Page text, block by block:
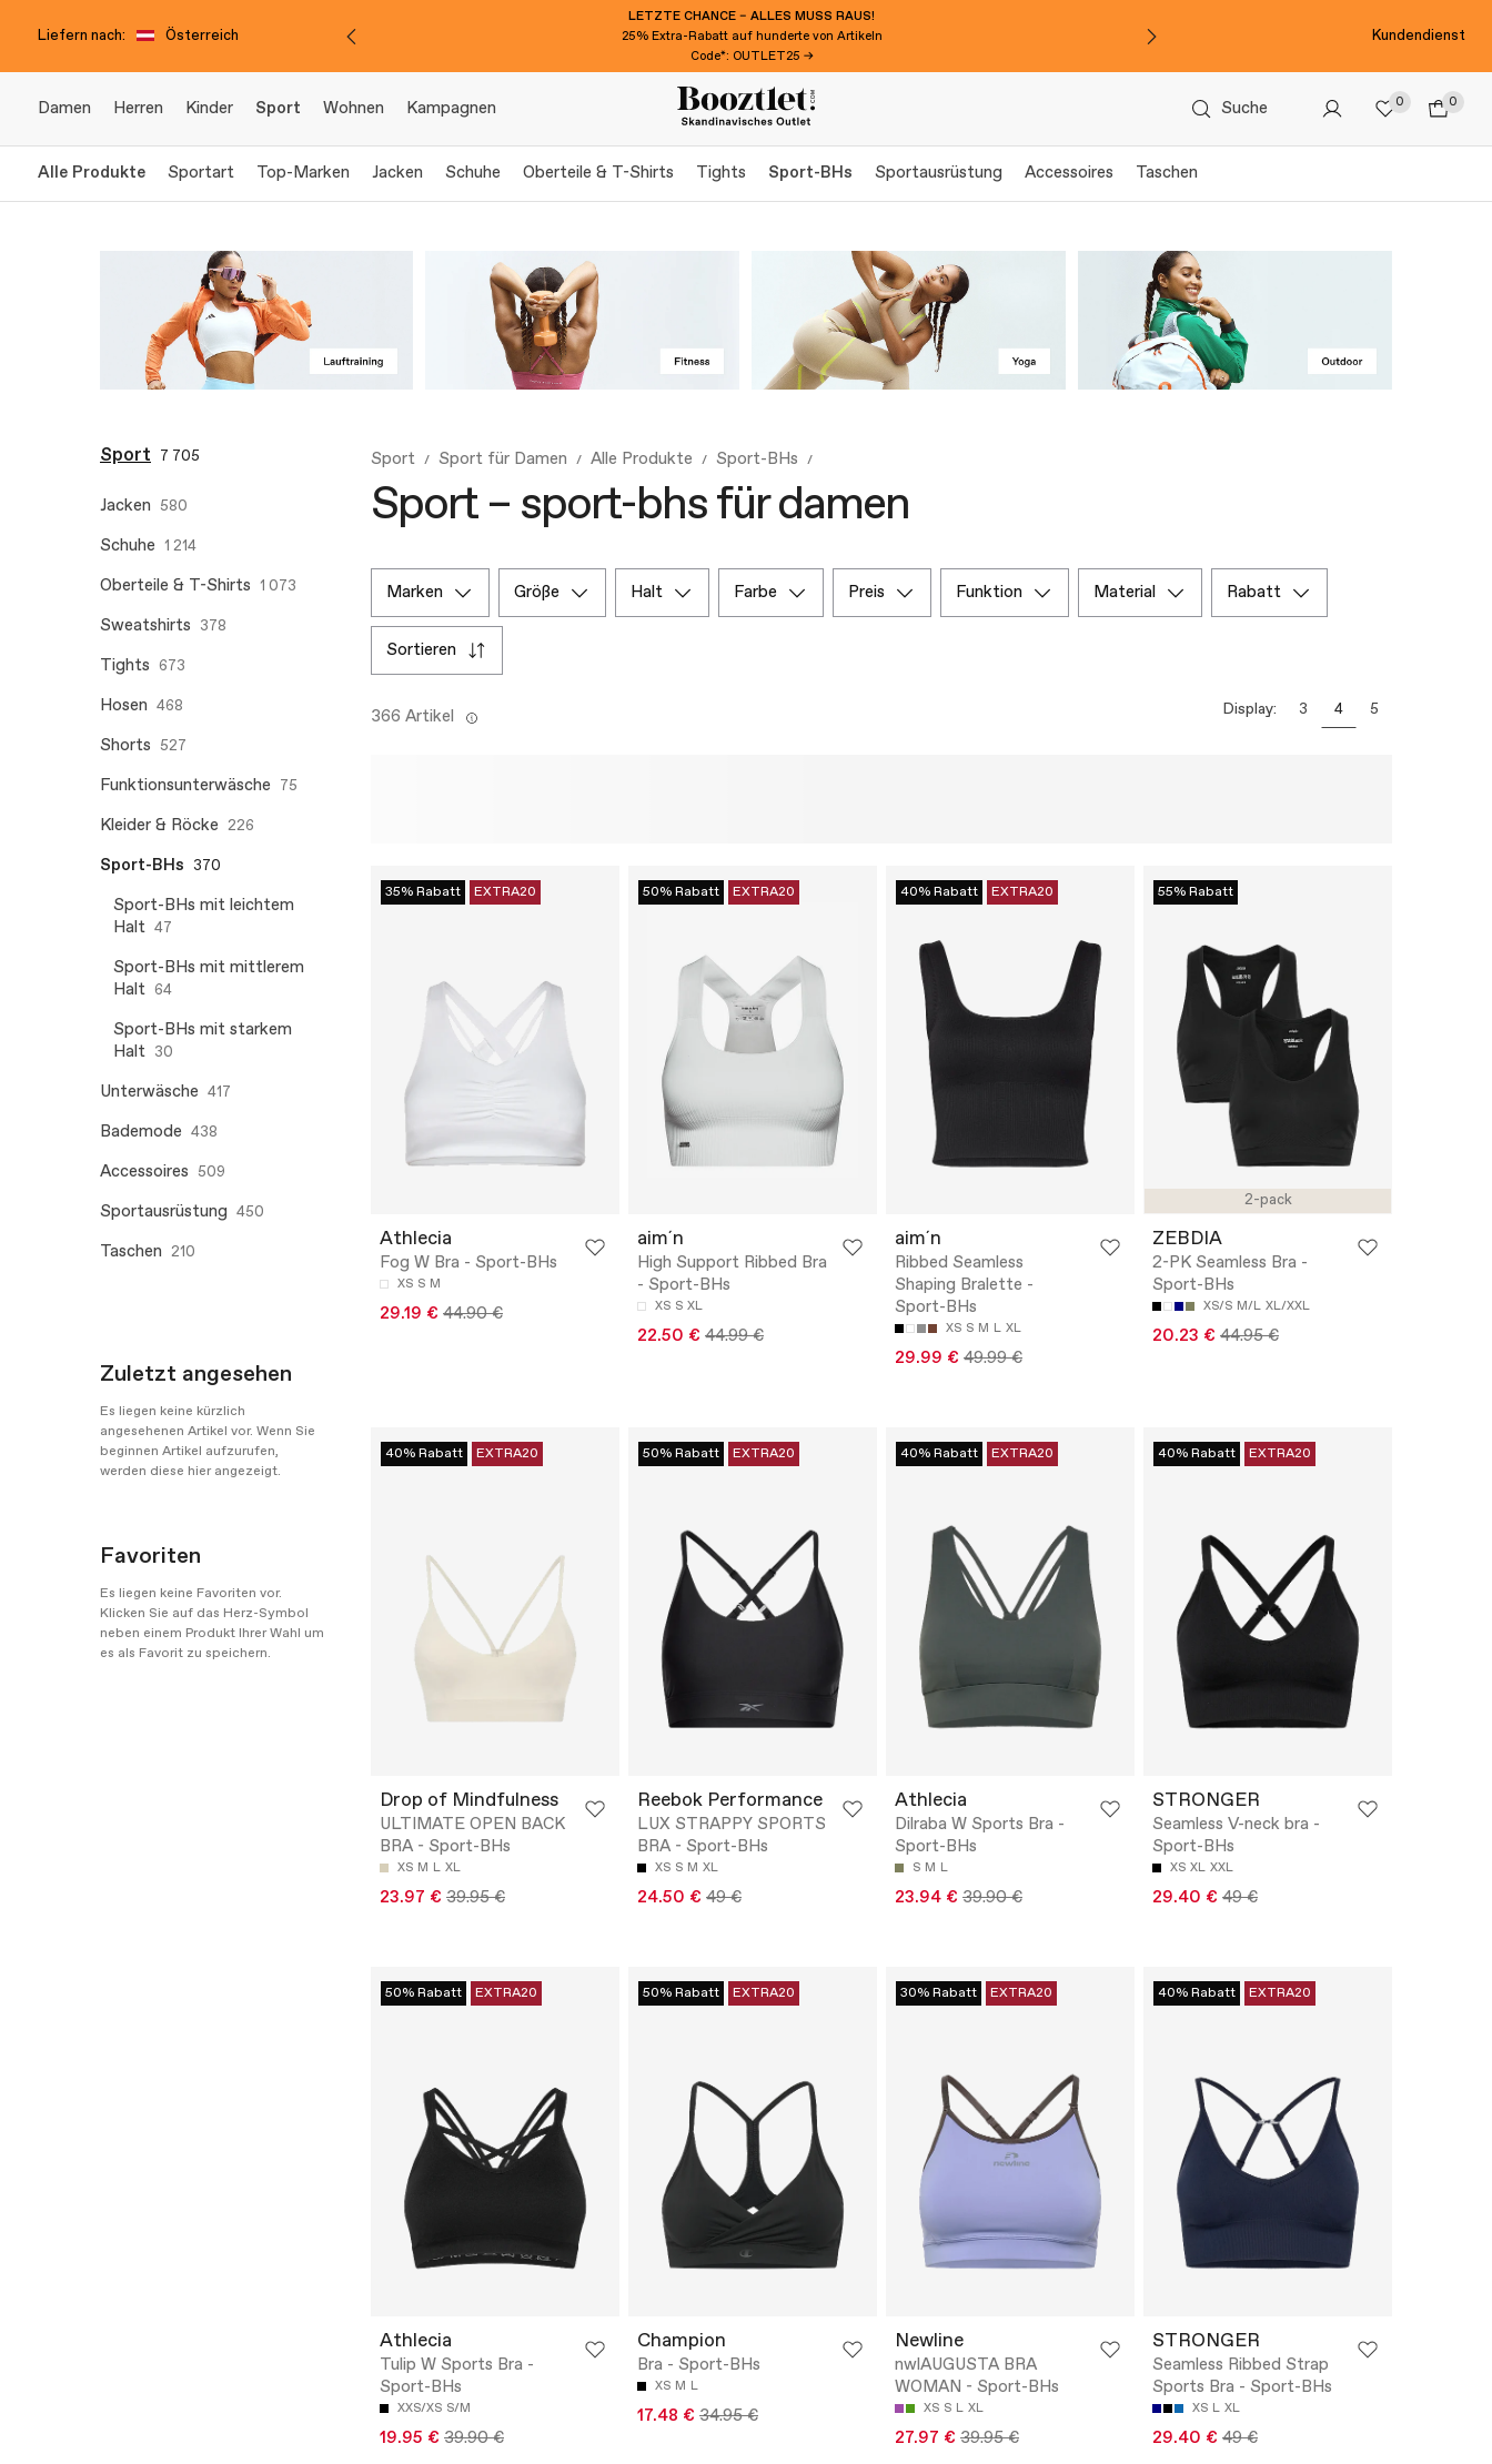
Liefern nach: Österreich
LETZTE CHANCE – ALLES MUSS RAUS!
25% Extra-Rabatt auf hunderte von Artikeln
Code*: OUTLET25 →
Kundendienst
Damen Herren Kinder Sport Wohnen Kampagnen Suche 0 0
Alle Produkte Sportart Top-Marken Jacken Schuhe Oberteile & T-Shirts Tights Sport-BHs Sportausrüstung Accessoires Taschen
Sport 7 705
Jacken 580
Schuhe 1 214
Oberteile & T-Shirts 1 073
Sweatshirts 378
Tights 673
Hosen 468
Shorts 527
Funktionsunterwäsche 75
Kleider & Röcke 226
Sport-BHs 370
Sport-BHs mit leichtem
Halt 47
Sport-BHs mit mittlerem
Halt 64
Sport-BHs mit starkem
Halt 30
Unterwäsche 417
Bademode 438
Accessoires 509
Sportausrüstung 450
Taschen 210
Zuletzt angesehen
Es liegen keine kürzlich
angesehenen Artikel vor. Wenn Sie
beginnen Artikel aufzurufen,
werden diese hier angezeigt.
Favoriten
Es liegen keine Favoriten vor.
Klicken Sie auf das Herz-Symbol
neben einem Produkt Ihrer Wahl um
es als Favorit zu speichern.
Sport Sport für Damen Alle Produkte Sport-BHs
Sport – sport-bhs für damen
marken größe halt farbe preis funktion material rabatt
sortieren
366 Artikel Display: 3 4 5
35% Rabatt EXTRA20
Athlecia
Fog W Bra - Sport-BHs
XS S M
29.19 € 44.90 €
50% Rabatt EXTRA20
aim´n
High Support Ribbed Bra
- Sport-BHs
XS S XL
22.50 € 44.99 €
40% Rabatt EXTRA20
aim´n
Ribbed Seamless
Shaping Bralette -
Sport-BHs
XS S M L XL
29.99 € 49.99 €
2-pack
55% Rabatt
ZEBDIA
2-PK Seamless Bra -
Sport-BHs
XS/S M/L XL/XXL
20.23 € 44.95 €
40% Rabatt EXTRA20
Drop of Mindfulness
ULTIMATE OPEN BACK
BRA - Sport-BHs
XS M L XL
23.97 € 39.95 €
50% Rabatt EXTRA20
Reebok Performance
LUX STRAPPY SPORTS
BRA - Sport-BHs
XS S M XL
24.50 € 49 €
40% Rabatt EXTRA20
Athlecia
Dilraba W Sports Bra -
Sport-BHs
S M L
23.94 € 39.90 €
40% Rabatt EXTRA20
STRONGER
Seamless V-neck bra -
Sport-BHs
XS XL XXL
29.40 € 49 €
50% Rabatt EXTRA20
Athlecia
Tulip W Sports Bra -
Sport-BHs
XXS/XS S/M
19.95 € 39.90 €
50% Rabatt EXTRA20
Champion
Bra - Sport-BHs
XS M L
17.48 € 34.95 €
30% Rabatt EXTRA20
Newline
nwlAUGUSTA BRA
WOMAN - Sport-BHs
XS S L XL
27.97 € 39.95 €
40% Rabatt EXTRA20
STRONGER
Seamless Ribbed Strap
Sports Bra - Sport-BHs
XS L XL
29.40 € 49 €